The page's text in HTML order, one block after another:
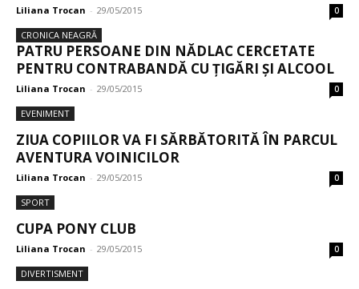
Liliana Trocan - 29/05/2015 0
CRONICA NEAGRĂ
PATRU PERSOANE DIN NĂDLAC CERCETATE
PENTRU CONTRABANDĂ CU ȚIGĂRI ȘI ALCOOL
Liliana Trocan - 29/05/2015 0
EVENIMENT
ZIUA COPIILOR VA FI SĂRBĂTORITĂ ÎN PARCUL
AVENTURA VOINICILOR
Liliana Trocan - 29/05/2015 0
SPORT
CUPA PONY CLUB
Liliana Trocan - 29/05/2015 0
DIVERTISMENT